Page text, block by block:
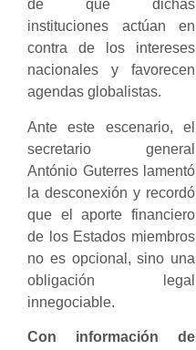
de que dichas
instituciones actúan en
contra de los intereses
nacionales y favorecen
agendas globalistas.
Ante este escenario, el
secretario general
António Guterres lamentó
la desconexión y recordó
que el aporte financiero
de los Estados miembros
no es opcional, sino una
obligación legal
innegociable.
Con información de